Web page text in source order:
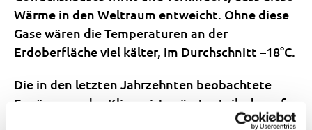
Wärme in den Weltraum entweicht. Ohne diese
Gase wären die Temperaturen an der
Erdoberfläche viel kälter, im Durchschnitt –18°C.
Die in den letzten Jahrzehnten beobachtete
Erwärmung des Klimas ist grösstenteils darauf
zurückzuführen, dass durch menschliche